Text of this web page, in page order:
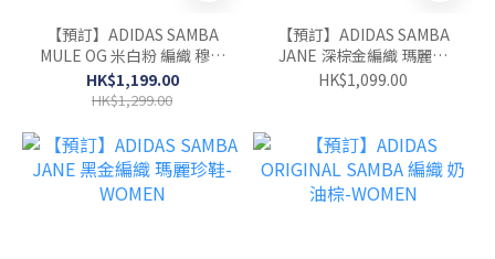
【預訂】ADIDAS SAMBA
MULE OG 米白粉 編織 穆勒
鞋-WOMEN
HK$1,199.00
HK$1,299.00
【預訂】ADIDAS SAMBA
JANE 深棕金編織 瑪麗珍
鞋-WOMEN
HK$1,099.00